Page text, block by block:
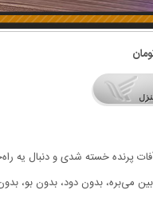
خسته شدی و دنبال یه